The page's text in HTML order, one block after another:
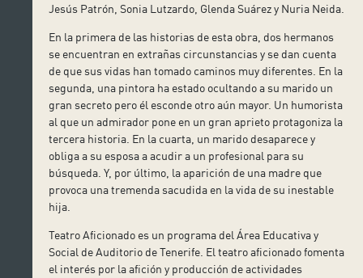
Jesús Patrón, Sonia Lutzardo, Glenda Suárez y Nuria Neida.
En la primera de las historias de esta obra, dos hermanos
se encuentran en extrañas circunstancias y se dan cuenta
de que sus vidas han tomado caminos muy diferentes. En la
segunda, una pintora ha estado ocultando a su marido un
gran secreto pero él esconde otro aún mayor. Un humorista
al que un admirador pone en un gran aprieto protagoniza la
tercera historia. En la cuarta, un marido desaparece y
obliga a su esposa a acudir a un profesional para su
búsqueda. Y, por último, la aparición de una madre que
provoca una tremenda sacudida en la vida de su inestable
hija.
Teatro Aficionado es un programa del Área Educativa y
Social de Auditorio de Tenerife. El teatro aficionado fomenta
el interés por la afición y producción de actividades